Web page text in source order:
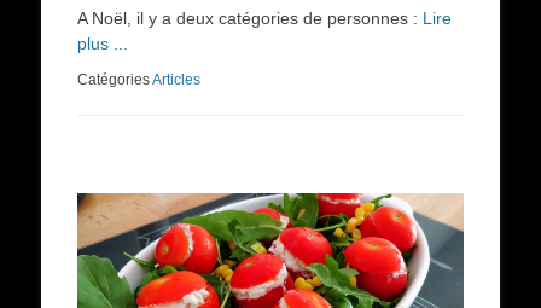
A Noël, il y a deux catégories de personnes : Lire
plus ...
CatégoriesArticles